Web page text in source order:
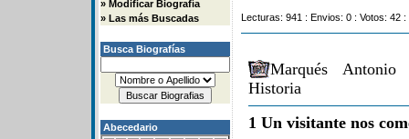
» Modificar Biografía
» Las más Buscadas
Busca Biografías
Abecedario
Lecturas: 941 : Envios: 0 : Votos: 42
Marqués Antonio
Historia
1 Un visitante nos